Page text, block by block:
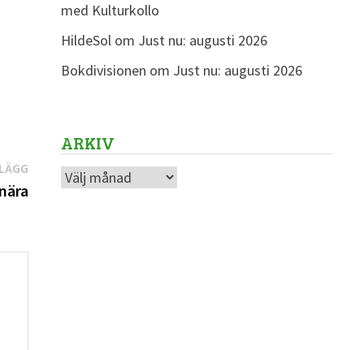
Nästa
inlägg:
med Kulturkollo
HildeSolom Just nu: augusti 2026
Bokdivisionen om Just nu: augusti 2026
ARKIV
Arkiv